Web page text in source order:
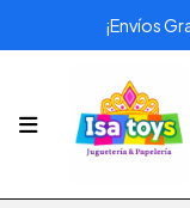
¡Envíos